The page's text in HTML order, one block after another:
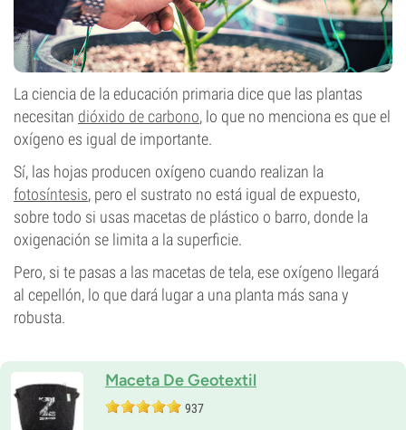
La ciencia de la educación primaria dice que las plantas
necesitan dióxido de carbono, lo que no menciona es que el
oxígeno es igual de importante.
Sí, las hojas producen oxígeno cuando realizan la
fotosíntesis, pero el sustrato no está igual de expuesto,
sobre todo si usas macetas de plástico o barro, donde la
oxigenación se limita a la superficie.
Pero, si te pasas a las macetas de tela, ese oxígeno llegará
al cepellón, lo que dará lugar a una planta más sana y
robusta.
Maceta De Geotextil
937